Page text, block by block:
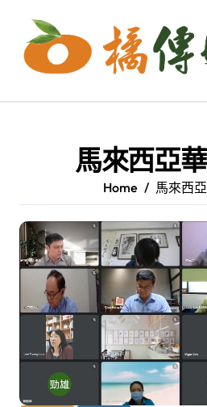
content
馬來西亞
Home 馬來西